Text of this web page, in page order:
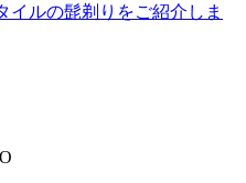
イルの髭剃りをご紹介しま